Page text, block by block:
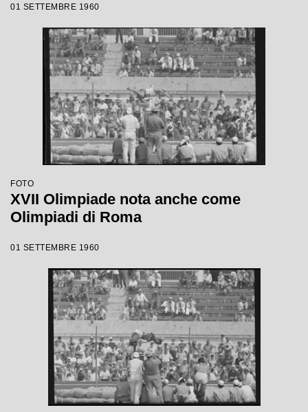
01 SETTEMBRE 1960
FOTO
XVII Olimpiade nota anche come
Olimpiadi di Roma
01 SETTEMBRE 1960